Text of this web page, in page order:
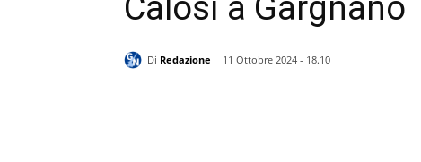
Calosi a Gargnano
Di Redazione
11 Ottobre 2024 - 18.10